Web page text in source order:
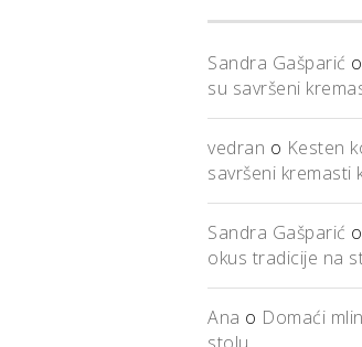
Sandra Gašparić o
su savršeni
vedran o Kesten
savršeni kremasti
Sandra Gašparić o
okus tradicije na
Ana o Domaći